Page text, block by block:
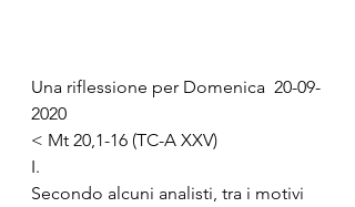
Una riflessione per Domenica  20-09-
2020
< Mt 20,1-16 (TC-A XXV)
I.
Secondo alcuni analisti, tra i motivi